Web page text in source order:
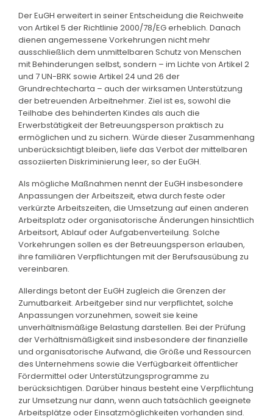
Der EuGH erweitert in seiner Entscheidung die Reichweite
von Artikel 5 der Richtlinie 2000/78/EG erheblich. Danach
dienen angemessene Vorkehrungen nicht mehr
ausschließlich dem unmittelbaren Schutz von Menschen
mit Behinderungen selbst, sondern – im Lichte von Artikel 2
und 7 UN-BRK sowie Artikel 24 und 26 der
Grundrechtecharta – auch der wirksamen Unterstützung
der betreuenden Arbeitnehmer. Ziel ist es, sowohl die
Teilhabe des behinderten Kindes als auch die
Erwerbstätigkeit der Betreuungsperson praktisch zu
ermöglichen und zu sichern. Würde dieser Zusammenhang
unberücksichtigt bleiben, liefe das Verbot der mittelbaren
assoziierten Diskriminierung leer, so der EuGH.
Als mögliche Maßnahmen nennt der EuGH insbesondere
Anpassungen der Arbeitszeit, etwa durch feste oder
verkürzte Arbeitszeiten, die Umsetzung auf einen anderen
Arbeitsplatz oder organisatorische Änderungen hinsichtlich
Arbeitsort, Ablauf oder Aufgabenverteilung. Solche
Vorkehrungen sollen es der Betreuungsperson erlauben,
ihre familiären Verpflichtungen mit der Berufsausübung zu
vereinbaren.
Allerdings betont der EuGH zugleich die Grenzen der
Zumutbarkeit. Arbeitgeber sind nur verpflichtet, solche
Anpassungen vorzunehmen, soweit sie keine
unverhältnismäßige Belastung darstellen. Bei der Prüfung
der Verhältnismäßigkeit sind insbesondere der finanzielle
und organisatorische Aufwand, die Größe und Ressourcen
des Unternehmens sowie die Verfügbarkeit öffentlicher
Fördermittel oder Unterstützungsprogramme zu
berücksichtigen. Darüber hinaus besteht eine Verpflichtung
zur Umsetzung nur dann, wenn auch tatsächlich geeignete
Arbeitsplätze oder Einsatzmöglichkeiten vorhanden sind.